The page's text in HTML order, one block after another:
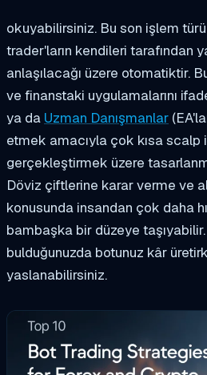
okuyabilirsiniz. Bu son işlem
trader'ların kendileri tarafından
anlaşılacağı üzere otomatiktir.
ve finanstaki uygulamalarını
ya da Uzman Danışmanlar
etmek amacıyla çok kısa scalp
gerçekleştirmek üzere
Döviz çiftlerine karar verme ve
konusunda insandan çok daha
bambaşka bir düzeye
bulduğunuzda botunuz kâr
yaslanabilirsiniz.